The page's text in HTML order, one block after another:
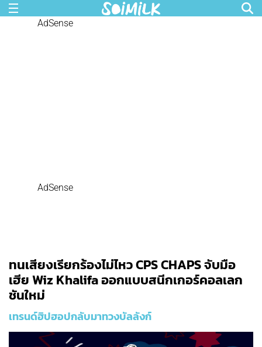
AdSense
AdSense
ทนเสียงเรียกร้องไม่ไหว CPS CHAPS จับมือ
เฮีย Wiz Khalifa ออกแบบสนีกเกอร์คอลเลก
ชันใหม่
เทรนด์ฮิปฮอปกลับมาทวงบัลลังก์